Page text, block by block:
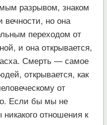
разрывом, знаком
вечности, но она
переходом от
и она открывается,
Смерть — самое
открывается, как
от
Если бы мы не
отношения к